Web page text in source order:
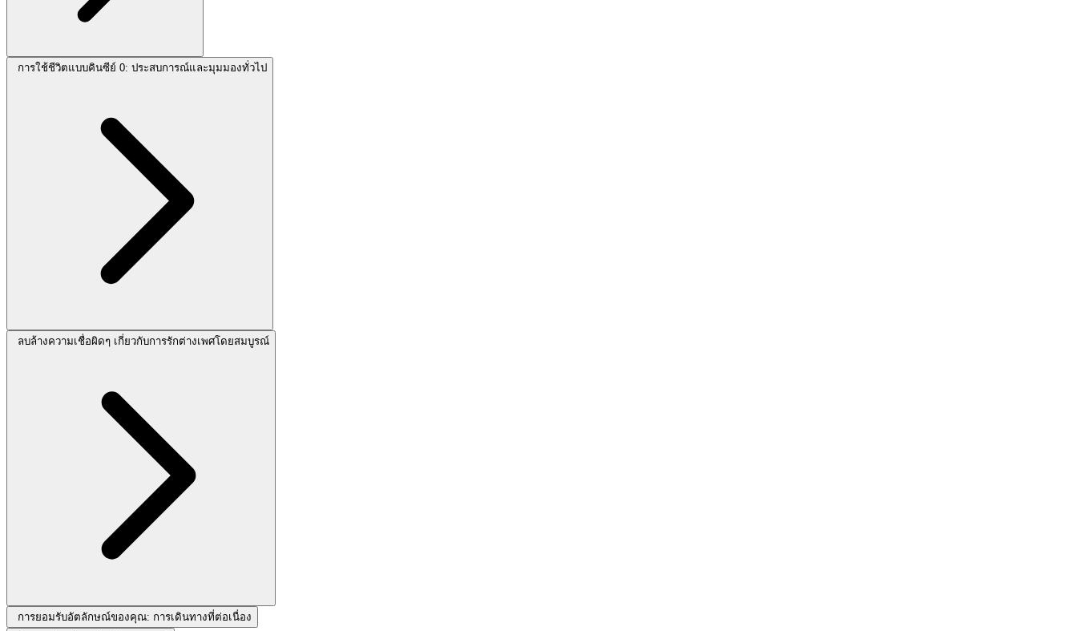
การใช้ชีวิตแบบคินซีย์ 0: ประสบการณ์และมุมมองทั่วไป
ลบล้างความเชื่อผิดๆ เกี่ยวกับการรักต่างเพศโดยสมบูรณ์
การยอมรับอัตลักษณ์ของคุณ: การเดินทางที่ต่อเนื่อง